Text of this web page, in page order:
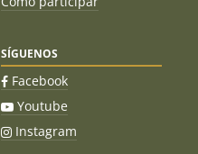
SÍGUENOS
Facebook
Youtube
Instagram